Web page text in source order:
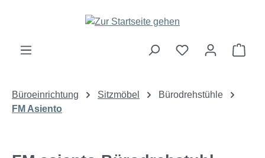
Zum Hauptinhalt springen
Büroeinrichtung Sitzmöbel
Bürodrehstühle
FM Asiento